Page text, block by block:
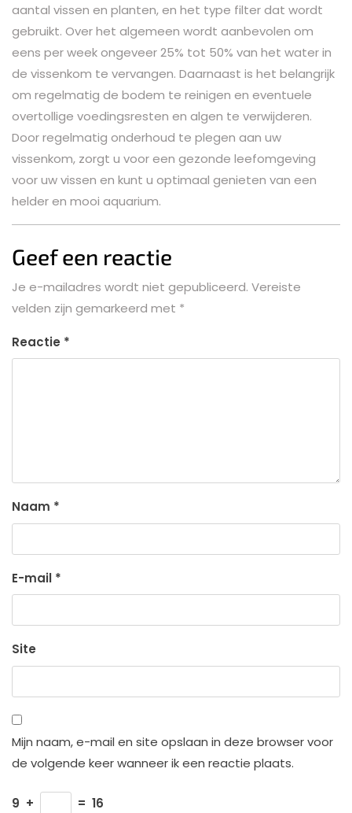
aantal vissen en planten, en het type filter dat wordt
gebruikt. Over het algemeen wordt aanbevolen om
eens per week ongeveer 25% tot 50% van het water in
de vissenkom te vervangen. Daarnaast is het belangrijk
om regelmatig de bodem te reinigen en eventuele
overtollige voedingsresten en algen te verwijderen.
Door regelmatig onderhoud te plegen aan uw
vissenkom, zorgt u voor een gezonde leefomgeving
voor uw vissen en kunt u optimaal genieten van een
helder en mooi aquarium.
Geef een reactie
Je e-mailadres wordt niet gepubliceerd. Vereiste
velden zijn gemarkeerd met *
Reactie *
Naam *
E-mail *
Site
Mijn naam, e-mail en site opslaan in deze browser voor
de volgende keer wanneer ik een reactie plaats.
9 + = 16